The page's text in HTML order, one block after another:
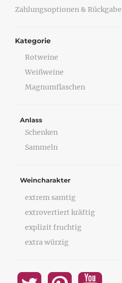
Zahlungsoptionen & Rückgabe
Kategorie
Rotweine
Weißweine
Magnumflaschen
Anlass
Schenken
Sammeln
Weincharakter
extrem samtig
extrovertiert kräftig
explizit fruchtig
extra würzig